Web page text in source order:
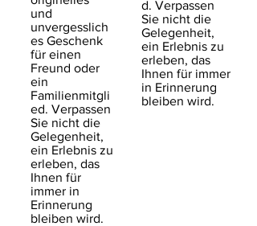
und
unvergesslich
es Geschenk
für einen
Freund oder
ein
Familienmitgli
ed. Verpassen
Sie nicht die
Gelegenheit,
ein Erlebnis zu
erleben, das
Ihnen für
immer in
Erinnerung
bleiben wird.
d. Verpassen
Sie nicht die
Gelegenheit,
ein Erlebnis zu
erleben, das
Ihnen für immer
in Erinnerung
bleiben wird.